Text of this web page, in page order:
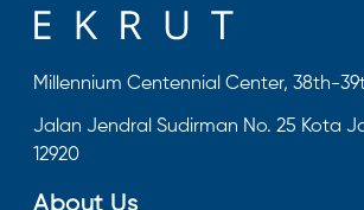
Millennium Centennial Center, 38th-
Jalan Jendral Sudirman No. 25 Kota
12920
About Us